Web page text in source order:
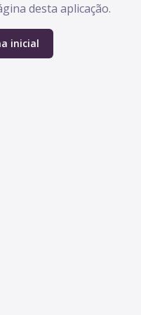
desta aplicação.
inicial